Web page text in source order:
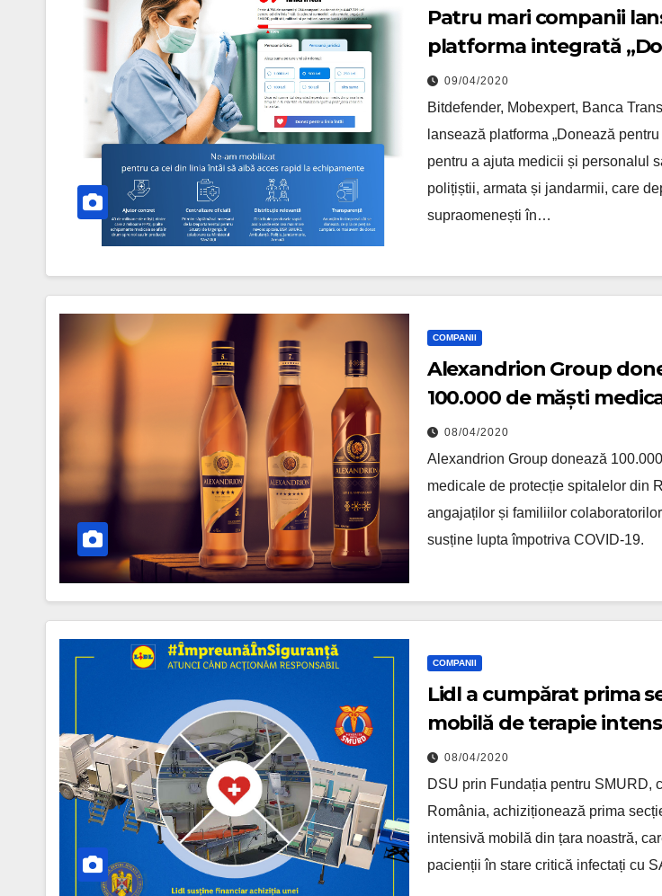
Patru mari companii
platforma integrată
pentru linia întâi”
09/04/2020
Bitdefender, Mobexpert, Banca
lansează platforma „Donează
pentru a ajuta medicii și personalul
polițiștii, armata și jandarmii, care
supraomenești în…
COMPANII
Alexandrion Group
100.000 de măști
protecție
08/04/2020
Alexandrion Group donează
medicale de protecție spitalelor din
angajaților și familiilor
susține lupta împotriva COVID-19.
COMPANII
Lidl a cumpărat prima
mobilă de terapie
țară, pentru pacienții cu
2
08/04/2020
DSU prin Fundația pentru SMURD,
România, achiziționează prima
intensivă mobilă din țara noastră,
pacienții în stare critică infectați cu